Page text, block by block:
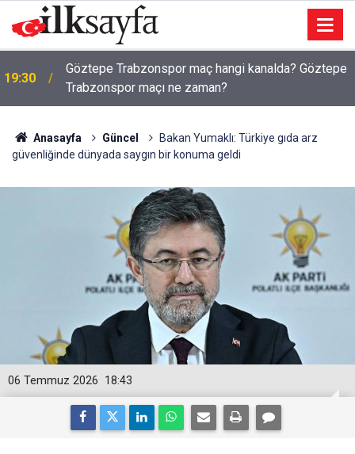
19:21
Otomobille elektrikli bisiklet çarpıştı: 1 kişi ağır
yaralandı
Anasayfa Güncel
Bakan Yumaklı: Türkiye gıda arz
güvenliğinde dünyada saygın bir konuma geldi
18:43
06 Temmuz 2026